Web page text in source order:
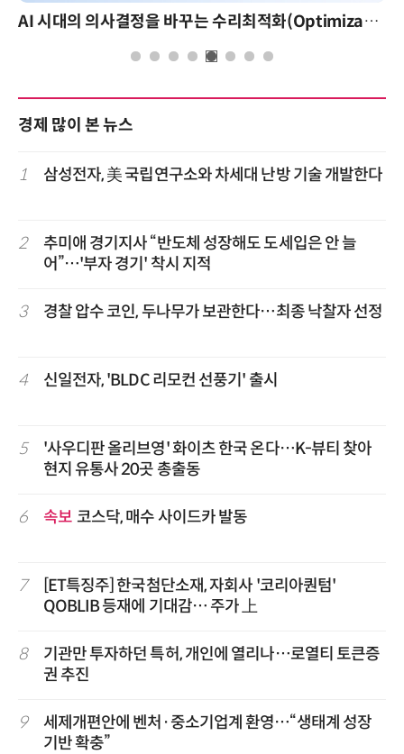
AI 시대의 의사결정을 바꾸는 수리최적화(Optimization): 실제 산업 적용 사례와 활용 전략
경제 많이 본 뉴스
1 삼성전자, 美 국립연구소와 차세대 난방 기술 개발한다
2
추미애 경기지사 “반도체 성장해도 도세입은 안 늘
어”…'부자 경기' 착시 지적
3 경찰 압수 코인, 두나무가 보관한다…최종 낙찰자 선정
4 신일전자, 'BLDC 리모컨 선풍기' 출시
5
'사우디판 올리브영' 화이츠 한국 온다…K-뷰티 찾아
현지 유통사 20곳 총출동
6 속보 코스닥, 매수 사이드카 발동
7
[ET특징주] 한국첨단소재, 자회사 '코리아퀀텀'
QOBLIB 등재에 기대감… 주가 上
8
기관만 투자하던 특허, 개인에 열리나…로열티 토큰증
권 추진
9
세제개편안에 벤처·중소기업계 환영…“생태계 성장
기반 확충”